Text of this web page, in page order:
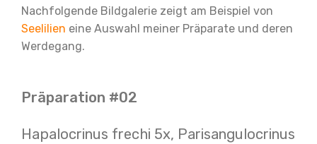
Nachfolgende Bildgalerie zeigt am Beispiel von
Seelilien eine Auswahl meiner Präparate und deren
Werdegang.
Präparation #02
Hapalocrinus frechi 5x, Parisangulocrinus